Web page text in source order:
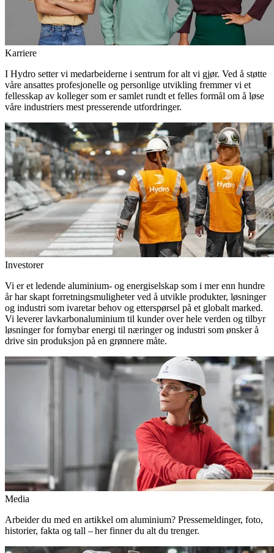
Karriere
I Hydro setter vi medarbeiderne i sentrum for alt vi gjør. Ved å støtte
våre ansattes profesjonelle og personlige utvikling fremmer vi et
fellesskap av kolleger som er samlet rundt et felles formål om å løse
våre industriers mest presserende utfordringer.
Investorer
Vi er et ledende aluminium- og energiselskap som i mer enn hundre
år har skapt forretningsmuligheter ved å utvikle produkter, løsninger
og industri som ivaretar behov og etterspørsel på et globalt marked.
Vi leverer lavkarbonaluminium til kunder over hele verden og tilbyr
løsninger for fornybar energi til næringer og industri som ønsker å
drive sin produksjon på en grønnere måte.
Media
Arbeider du med en artikkel om aluminium? Pressemeldinger, foto,
historier, fakta og tall – her finner du alt du trenger.